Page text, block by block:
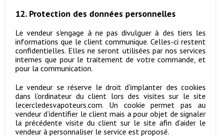
12. Protection des données personnelles
Le vendeur s'engage à ne pas divulguer à des tiers les
informations que le client communique. Celles-ci restent
confidentielles. Elles ne seront utilisées par nos services
internes que pour le traitement de votre commande, et
pour la communication.
Le vendeur se réserve le droit d'implanter des cookies
dans l’ordinateur du client lors des visites sur le site
lecercledesvapoteurs.com. Un cookie permet pas au
vendeur d’identifier le client mais a pour objet de signaler
la précédente visite du client sur le site afin d’aider le
vendeur à personnaliser le service est proposé.